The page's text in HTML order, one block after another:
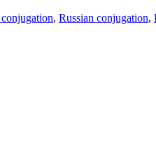
, Russian conjugation,